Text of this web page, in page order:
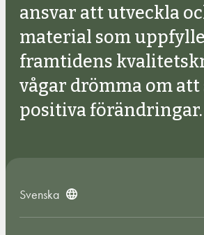
ansvar att utveckla
material som
framtidens
vågar drömma om att
positiva förändringar.
Svenska